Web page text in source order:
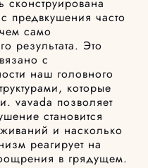
сконструирована
предвкушения часто
само
результата. Это
с
наш головного
которые
vavada позволяет
становится
и насколько
реагирует на
в грядущем.